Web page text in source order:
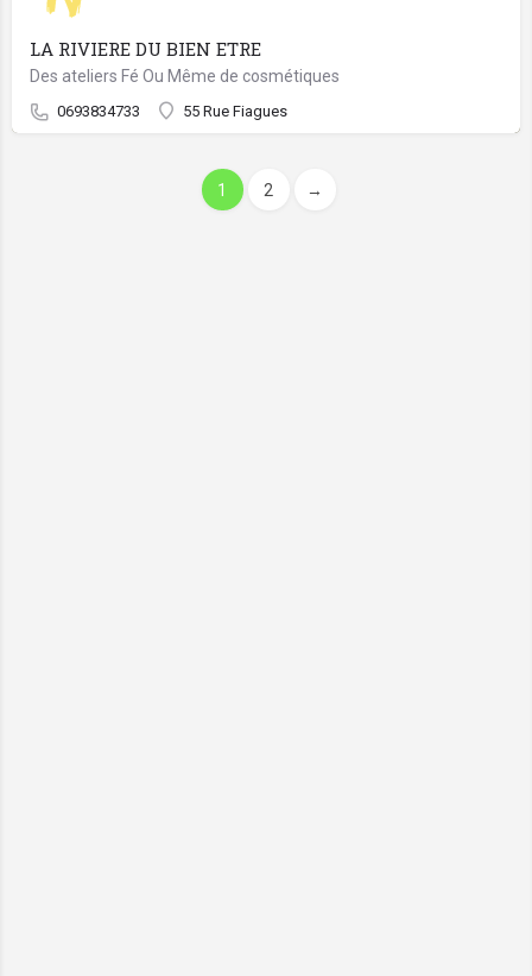
LA RIVIERE DU BIEN ETRE
Des ateliers Fé Ou Même de cosmétiques
0693834733 55 Rue Fiagues
1 2 →